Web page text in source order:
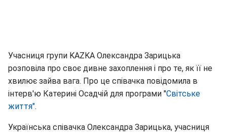
Учасниця групи KAZKA Олександра Зарицька
розповіла про своє дивне захоплення і про те, як її не
хвилює зайва вага. Про це співачка повідомила в
інтерв'ю Катерині Осадчій для програми "Світське
життя".
Українська співачка Олександра Зарицька, учасниця